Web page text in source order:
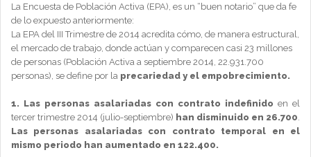
La Encuesta de Población Activa (EPA), es un “buen notario” que da fe
de lo expuesto anteriormente:
La EPA del III Trimestre de 2014 acredita cómo, de manera estructural,
el mercado de trabajo, donde actúan y comparecen casi 23 millones
de personas (Población Activa a septiembre 2014, 22.931.700
personas), se define por la precariedad y el empobrecimiento.
1. Las personas asalariadas con contrato indefinido en el
tercer trimestre 2014 (julio-septiembre) han disminuido en 26.700.
Las personas asalariadas con contrato temporal en el
mismo periodo han aumentado en 122.400.